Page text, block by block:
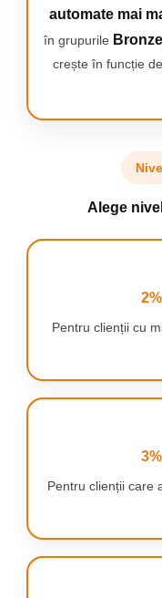
Pentru toate
produsele noastre
ce beneficiaza de
Tehnologia
bucurosi sa
performanta unui
aspirator de 2100
consum de 2.8 ori
*performante
aspirare conform
Ciclonica
avansata
automate mai
în grupurile Bronze
crește în funcție
Alege
Pentru clienții cu
Pentru clienții care